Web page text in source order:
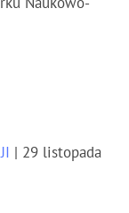
Naukowo-
| 29 listopada